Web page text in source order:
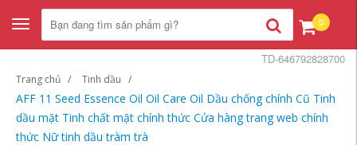
Toggle
navigation
0
Trang chủ Tinh dầu
AFF 11 Seed Essence Oil Oil Care Oil Dầu chống chính Cũ Tinh
dầu mặt Tinh chất mặt chính thức Cửa hàng trang web chính
thức Nữ tinh dầu tràm trà
TD-646792828700